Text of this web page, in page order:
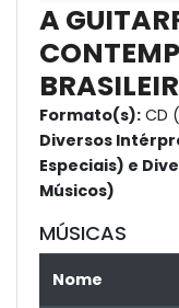
A
Formato(s): CD
Diversos
Especiais) e
Músicos)
MÚSICAS
Nome